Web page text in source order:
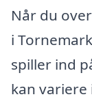
Når du
i
spiller ind
kan